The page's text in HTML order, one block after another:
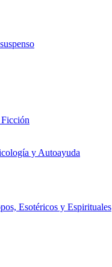
y Autoayuda
Esotéricos y Espirituales